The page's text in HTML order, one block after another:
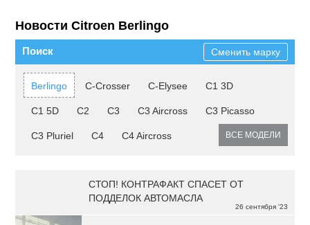
Новости Citroen Berlingo
Поиск Сменить марку
Berlingo C-Crosser C-Elysee C1 3D
C1 5D C2 C3 C3 Aircross C3 Picasso
C3 Pluriel C4 C4 Aircross ВСЕ МОДЕЛИ
26 сентября '23
СТОП! КОНТРАФАКТ СПАСЕТ ОТ
ПОДДЕЛОК АВТОМАСЛА